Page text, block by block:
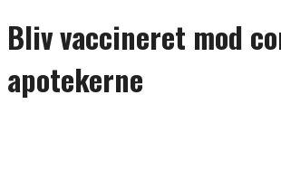
Bliv vaccineret mod
apotekerne